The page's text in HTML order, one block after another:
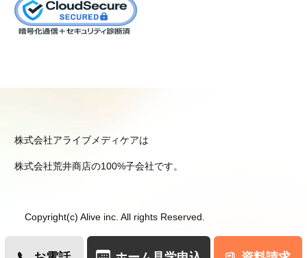
株式会社アライブメディケアは
株式会社荒井商店の100%子会社です。
Copyright(c) Alive inc. All rights Reserved.